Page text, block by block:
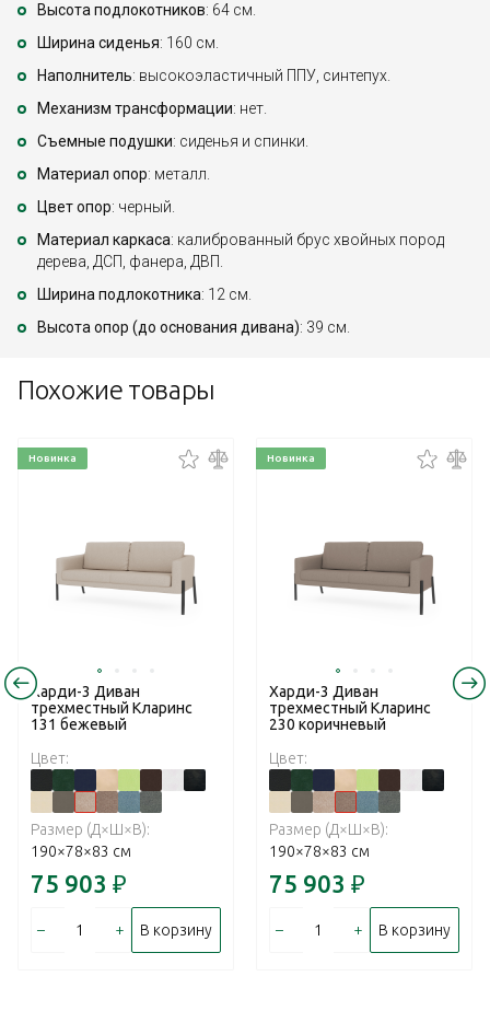
Высота подлокотников: 64 см.
Ширина сиденья: 160 см.
Наполнитель: высокоэластичный ППУ, синтепух.
Механизм трансформации: нет.
Съемные подушки: сиденья и спинки.
Материал опор: металл.
Цвет опор: черный.
Материал каркаса: калиброванный брус хвойных пород
дерева, ДСП, фанера, ДВП.
Ширина подлокотника: 12 см.
Высота опор (до основания дивана): 39 см.
Похожие товары
Новинка
Харди-3 Диван
трехместный Кларинс
131 бежевый
Цвет:
Размер (Д×Ш×В):
190×78×83 см
75 903 ₽
– + В корзину
Новинка
Харди-3 Диван
трехместный Кларинс
230 коричневый
Цвет:
Размер (Д×Ш×В):
190×78×83 см
75 903 ₽
– + В корзину